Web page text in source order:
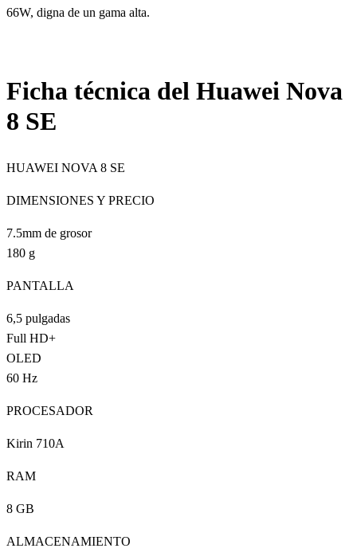
66W, digna de un gama alta.
Ficha técnica del Huawei Nova
8 SE
HUAWEI NOVA 8 SE
DIMENSIONES Y PRECIO
7.5mm de grosor
180 g
PANTALLA
6,5 pulgadas
Full HD+
OLED
60 Hz
PROCESADOR
Kirin 710A
RAM
8 GB
ALMACENAMIENTO